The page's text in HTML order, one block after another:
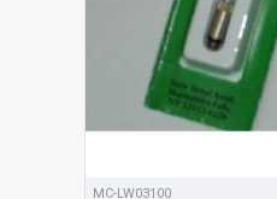
MC-LW03100